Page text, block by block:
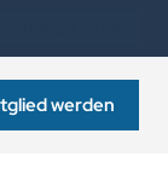
werden